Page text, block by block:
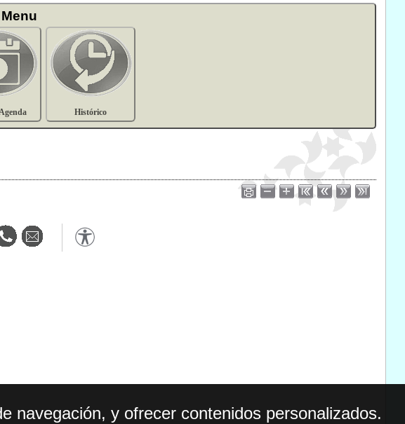
Menu
Histórico
navegación, y ofrecer contenidos personalizados.